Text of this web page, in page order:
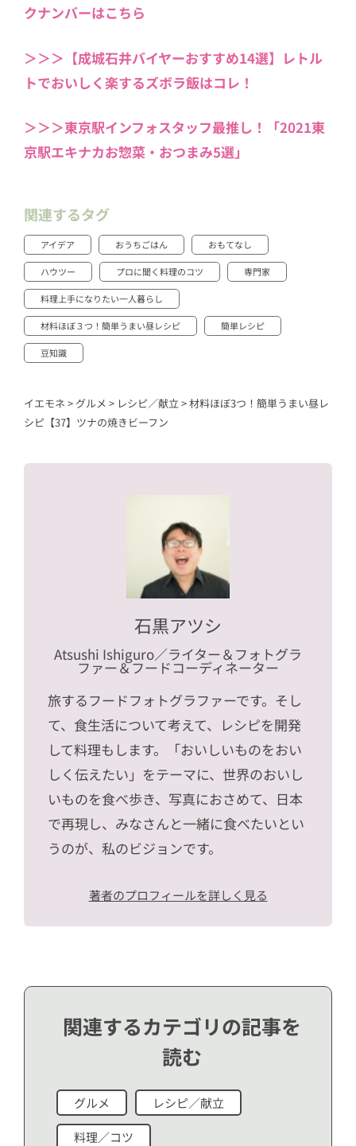
クナンバーはこちら
＞＞＞【成城石井バイヤーおすすめ14選】レトル
トでおいしく楽するズボラ飯はコレ！
＞＞＞東京駅インフォスタッフ最推し！「2021東
京駅エキナカお惣菜・おつまみ5選」
関連するタグ
アイデア おうちごはん おもてなし
ハウツー プロに聞く料理のコツ 専門家
料理上手になりたい一人暮らし
材料ほぼ３つ！簡単うまい昼レシピ 簡単レシピ
豆知識
イエモネ > グルメ > レシピ／献立 >材料ほぼ3つ！簡単うまい昼レ
シピ【37】ツナの焼きビーフン
石黒アツシ
Atsushi Ishiguro／ライター＆フォトグラ
ファー＆フードコーディネーター
旅するフードフォトグラファーです。そし
て、食生活について考えて、レシピを開発
して料理もします。「おいしいものをおい
しく伝えたい」をテーマに、世界のおいし
いものを食べ歩き、写真におさめて、日本
で再現し、みなさんと一緒に食べたいとい
うのが、私のビジョンです。
著者のプロフィールを詳しく見る
関連するカテゴリの記事を
読む
グルメ レシピ／献立
料理／コツ